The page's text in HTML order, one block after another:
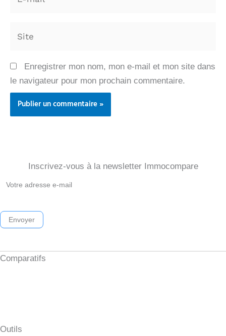
mail*
Enregistrer mon nom, mon e-mail et mon site dans
le navigateur pour mon prochain commentaire.
Inscrivez-vous à la newsletter Immocompare
Envoyer
Comparatifs
Outils